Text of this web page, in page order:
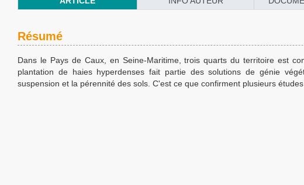
Résumé
Dans le Pays de Caux, en Seine-Maritime, trois quarts du territoire est
plantation de haies hyperdenses fait partie des solutions de génie
suspension et la pérennité des sols. C'est ce que confirment plusieurs